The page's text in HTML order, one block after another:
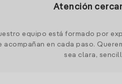
Atención
equipo está formado por
acompañan en cada paso.
sea clara,